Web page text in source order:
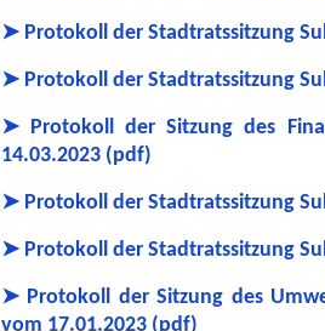
➤ Protokoll der Stadtratssitzung
➤ Protokoll der Stadtratssitzung
➤
Protokoll der Sitzung des
14.03.2023 (pdf)
➤ Protokoll der Stadtratssitzung
➤ Protokoll der Stadtratssitzung
➤ Protokoll der Sitzung des
vom 17.01.2023 (pdf)